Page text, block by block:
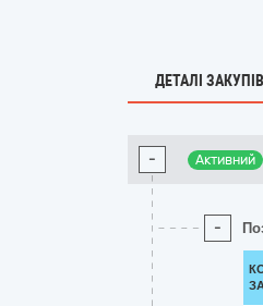
ДЕТАЛІ
- Активний
-